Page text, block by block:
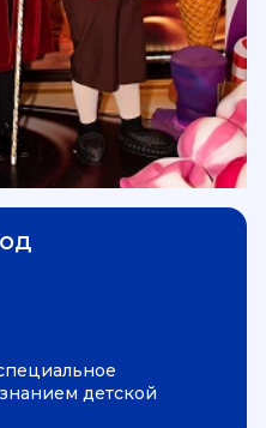
детской